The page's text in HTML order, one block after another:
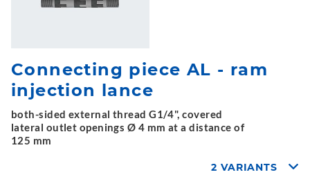
Connecting piece AL - ram
injection lance
both-sided external thread G1/4", covered
lateral outlet openings Ø 4 mm at a distance of
125 mm
2 VARIANTS